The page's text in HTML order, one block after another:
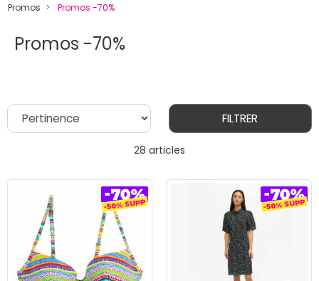
Promos Promos -70%
Promos -70%
28 articles
FILTRER